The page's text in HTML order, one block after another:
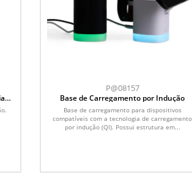
P@08157
Base de Carregamento por Indução
Base de carregamento para dispositivos
compatíveis com a tecnologia de carregamento
por indução (QI). Possui estrutura em...